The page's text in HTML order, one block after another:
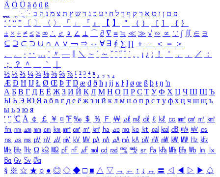
Ä Ö Ü ä ö ü ß
ִֶֹ ֻּ ׁׂ פ ם ן ו ט א ר ק ף ך ל ח י ע כ ג ד ש ץ ת צ מ נ ה ב
‘ ’ “ ” 〔 〕 〈 〉 「 」 『 』 【 】 ＂ （ ） ［ ］ ｛ ｝
± × ÷ ≠ ≤ ≥ ∞ ∴ ♂ ♀ ∠ ⊥ ⌒ ∂ ∇ ≡ ≒ ≪ ≫ √ ∽ ∝ ∵ ∫ ∬ ∈ ∋
⊆ ⊇ ⊂ ⊃ ∪ ∩ ∧ ∨ ￢ ⇒ ⇔ ∀ ∃ ∮ ∑ ∏ ＋ － ＜ ＝
＞
、
。 · ‥ … ¨ 〃 ― ＼ ∼ ´ ～ ˇ ˘ ˝ ˚ ˙ ¸ ¡ ¿ ː ！ ＇ ， ． ／
：
；
？ ＾ ｀
½ ⅓ ⅔ ¼ ¾ ⅛ ⅜ ⅝ ⅞ ¹ ² ³ ⁴ ⁿ ₁ ₂ ₃ ₄
Æ Ð Ħ Ĳ Ł Ø Œ Þ Ŧ Ŋ æ đ ð ħ ı ĳ ĸ ŀ ł ø œ ß þ ŧ ŋ ŉ
А Б В Г Д Е Ё Ж З И Й К Л М Н О П Р С Т У Ф Х Ц Ч Ш Щ Ъ
Ы Ь Э Ю Я а б в г д е ё ж з и й к л м н о п р с т у ф х ц ч ш щ ъ
ы ь э ю я
′ ″ ℃ Å ￠ ￡ ￥ ¤ ℉ ‰ ＄ ％ Ｆ ￦ ㎕ ㎖ ㎗ ℓ ㎘ ㏄ ㎣ ㎤ ㎥ ㎦
㎙ ㎚ ㎛ ㎜ ㎝ ㎞ ㎟ ㎠ ㎡ ㎢ ㏊ ㎍ ㎎ ㎏ ㏏ ㎈ ㎉ ㏈ ㎧ ㎨ ㎰
㎱ ㎲ ㎳ ㎴ ㎵ ㎶ ㎷ ㎸ ㎹ ㎀ ㎁ ㎂ ㎃ ㎄ ㎺ ㎻ ㎽ ㎾ ㎿ ㎐ ㎑
㎒ ㎓ ㎔ Ω ㏀ ㏁ ㎊ ㎋ ㎌ ㏖ ㏅ ㎭ ㎮ ㎯ ㏛ ㎩ ㎪ ㎫ ㎬ ㏝ ㏐
㏓
㏃ ㏉ ㏜ ㏆
§ ※ ☆ ★ ○ ● ◎ ◇ ◆ □ ■ △ ▽ → ← ↑ ↓ ↔ 〓 ◁ ◀ ▷ ▶ ♤